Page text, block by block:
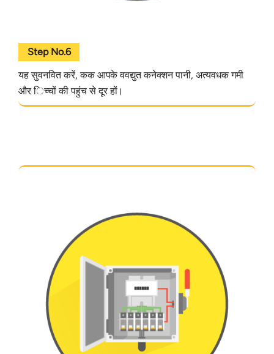
Step No.6
यह सुवनवित करें, कक आपके ववद्युत कनेक्शन पानी, अत्यवधक गमी
और िच्चों की पहुंच से दूर हों।